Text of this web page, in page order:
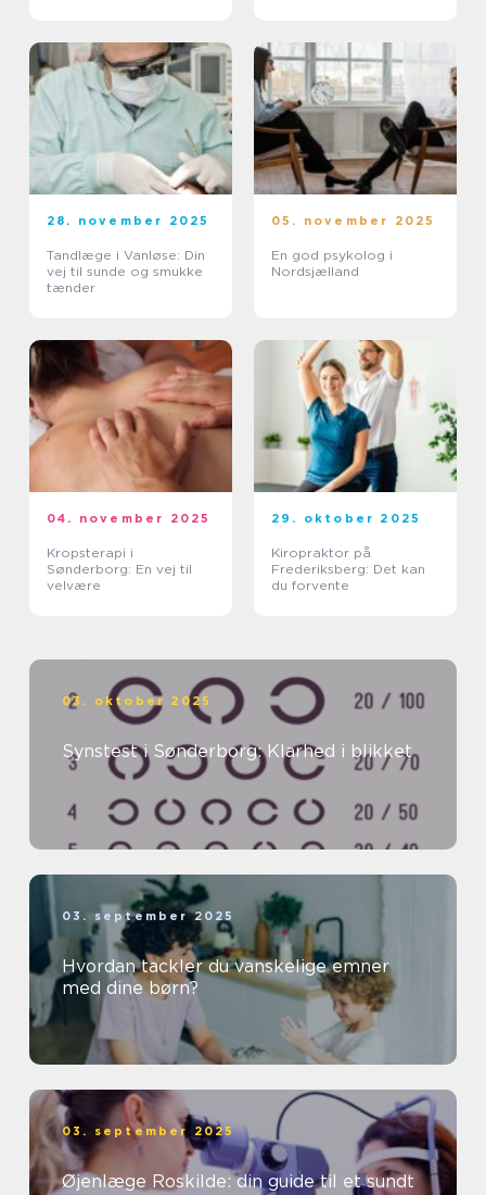
28. november 2025
Tandlæge i Vanløse: Din
vej til sunde og smukke
tænder
05. november 2025
En god psykolog i
Nordsjælland
04. november 2025
Kropsterapi i
Sønderborg: En vej til
velvære
29. oktober 2025
Kiropraktor på
Frederiksberg: Det kan
du forvente
03. oktober 2025
Synstest i Sønderborg: Klarhed i blikket
03. september 2025
Hvordan tackler du vanskelige emner
med dine børn?
03. september 2025
Øjenlæge Roskilde: din guide til et sundt